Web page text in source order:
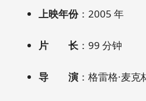
上映年份：2005 年
片 长 ：99 分钟
导 演 ：格雷格·麦